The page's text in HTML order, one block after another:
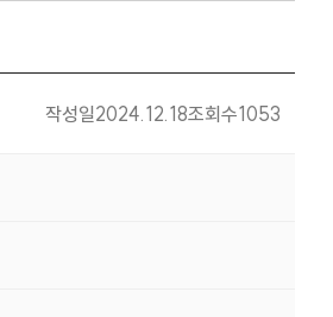
작성일2024.12.18조회수1053